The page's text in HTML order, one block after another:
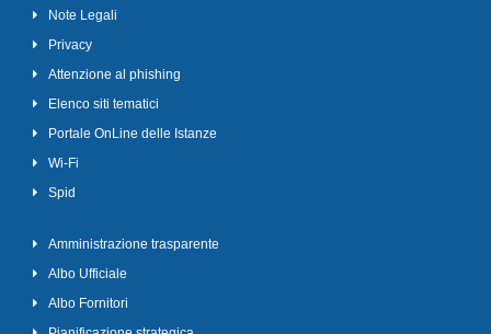
Note Legali
Privacy
Attenzione al phishing
Elenco siti tematici
Portale OnLine delle Istanze
Wi-Fi
Spid
Amministrazione trasparente
Albo Ufficiale
Albo Fornitori